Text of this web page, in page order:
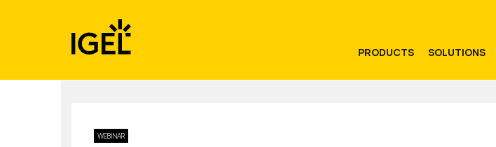
PRODUCTS SOLUTIONS
WEBINAR